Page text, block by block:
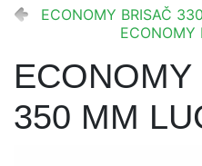
ECONOMY BRISAČ
ECONOMY
ECONOMY
350 MM